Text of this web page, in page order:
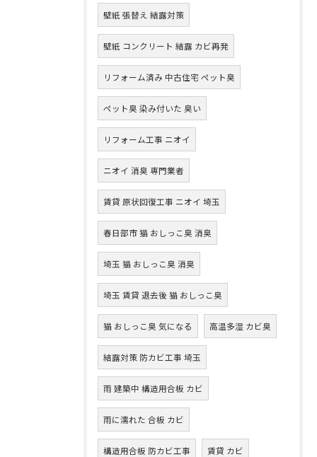
壁紙 張替え 結露対策
壁紙 コンクリート 結露 カビ再発
リフォーム済み 中古住宅 ペット臭
ペット臭 染み付いた 臭い
リフォーム工事 ニオイ
ニオイ 消臭 専門業者
賃貸 原状回復工事 ニオイ 埼玉
春日部市 猫 おしっこ臭 消臭
埼玉 猫 おしっこ臭 消臭
埼玉 賃貸 退去後 猫 おしっこ臭
猫 おしっこ臭 気になる 高温多湿 カビ臭
結露対策 防カビ工事 埼玉
雨 建築中 構造用合板 カビ
雨に濡れた 合板 カビ
構造用合板 防カビ工事 賃貸 カビ